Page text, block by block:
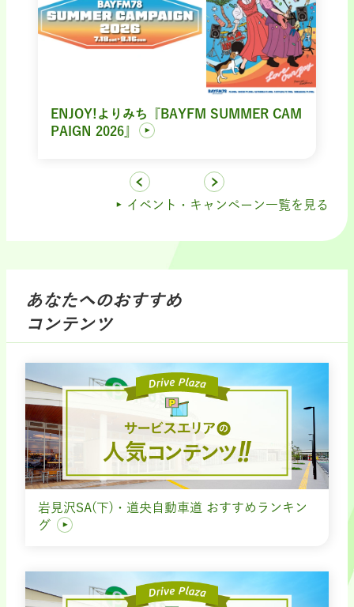
ENJOY!よりみち『BAYFM SUMMER CAM
PAIGN 2026』
イベント・キャンペーン一覧を見る
あなたへのおすすめ
コンテンツ
岩見沢SA(下)・道央自動車道 おすすめランキン
グ